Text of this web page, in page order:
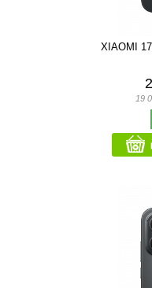
XIAOMI
19